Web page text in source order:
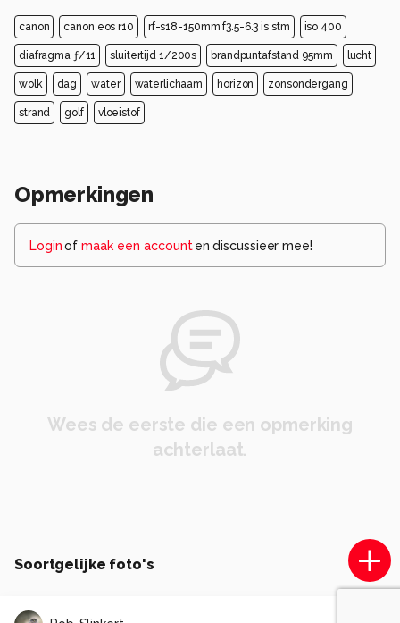
canon canon eos r10 rf-s18-150mm f3.5-6.3 is stm iso 400
diafragma ƒ/11 sluitertijd 1/200s brandpuntafstand 95mm lucht
wolk dag water waterlichaam horizon zonsondergang
strand golf vloeistof
Opmerkingen
Loginof maak een account en discussieer mee!
Wees de eerste die een opmerking
achterlaat.
Soortgelijke foto's